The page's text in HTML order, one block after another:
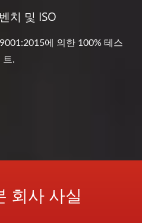
치 및 ISO
에 의한 100% 테스
트.
회사 사실